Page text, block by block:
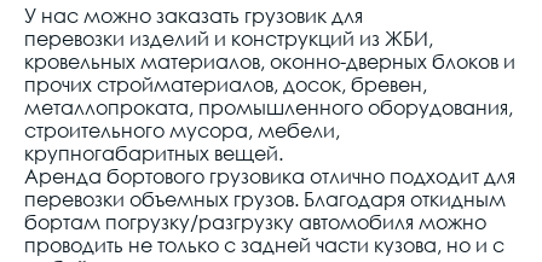
У нас можнозаказать грузовик для
перевозки изделий и конструкций из ЖБИ,
кровельных материалов, оконно-дверных блоков и
прочих стройматериалов, досок, бревен,
металлопроката, промышленного оборудования,
строительного мусора, мебели,
крупногабаритных вещей.
Аренда бортового грузовика отлично подходит для
перевозки объемных грузов. Благодаря откидным
бортам погрузку/разгрузкуавтомобиля можно
проводить не только с задней части кузова, но и с